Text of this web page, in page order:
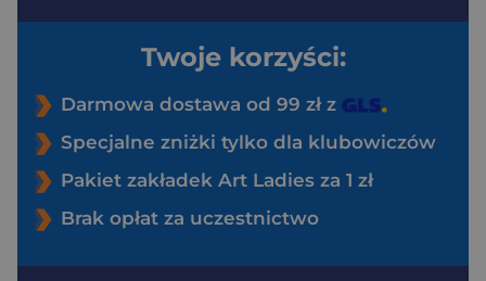
Twoje korzyści:
Darmowa dostawa od 99 zł z
Specjalne zniżki tylko dla klubowiczów
Pakiet zakładek Art Ladies za 1 zł
Brak opłat za uczestnictwo